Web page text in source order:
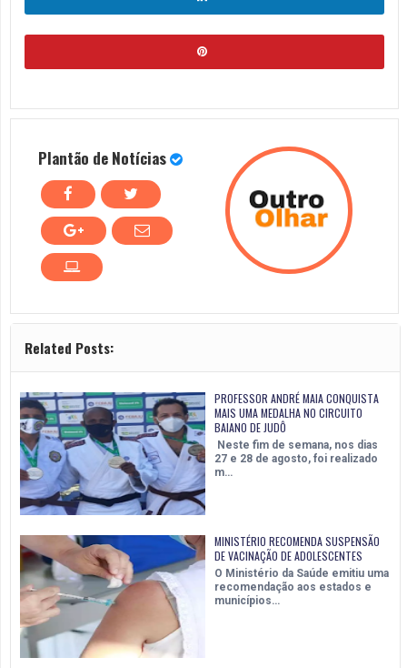
Plantão de Notícias
Related Posts:
PROFESSOR ANDRÉ MAIA CONQUISTA
MAIS UMA MEDALHA NO CIRCUITO
BAIANO DE JUDÔ
Neste fim de semana, nos dias
27 e 28 de agosto, foi realizado
m…
MINISTÉRIO RECOMENDA SUSPENSÃO
DE VACINAÇÃO DE ADOLESCENTES
O Ministério da Saúde emitiu uma
recomendação aos estados e
municípios…